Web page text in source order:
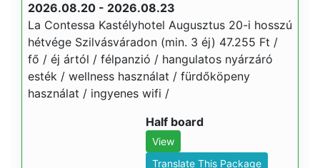
2026.08.20 - 2026.08.23
La Contessa Kastélyhotel Augusztus 20-i hosszú
hétvége Szilvásváradon (min. 3 éj) 47.255 Ft /
fő / éj ártól / félpanzió / hangulatos nyárzáró
esték / wellness használat / fürdőköpeny
használat / ingyenes wifi /
Half board
View
Translate This Package